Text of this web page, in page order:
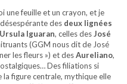
une feuille et un crayon, et je
des deux lignées
Iguaran, celles desJosé
(GGM nous dit de José
les fleurs ») et desAureliano,
Des filiations si
figure centrale, mythique elle